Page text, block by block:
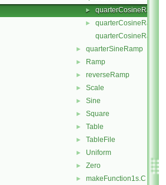
► quarterCosineRamp.C
►
quarterCosineRamp.H
quarterCosineRampI.H
► quarterSineRamp
► Ramp
► reverseRamp
► Scale
► Sine
► Square
► Table
► TableFile
► Uniform
► Zero
► makeFunction1s.C